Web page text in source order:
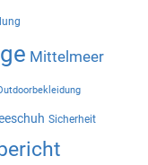
Mittelmeer
Sicherheit